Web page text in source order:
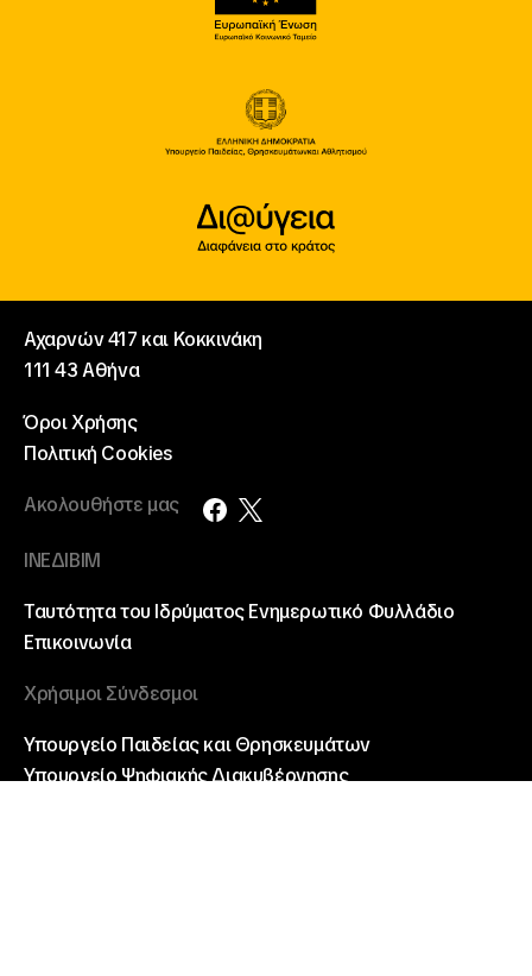
Αχαρνών 417 και Κοκκινάκη
111 43 Αθήνα
Όροι Χρήσης
Πολιτική Cookies
Ακολουθήστε μας
ΙΝΕΔΙΒΙΜ
Ταυτότητα του ΙδρύματοςΕνημερωτικό Φυλλάδιο
Επικοινωνία
Χρήσιμοι Σύνδεσμοι
Υπουργείο Παιδείας και Θρησκευμάτων
Υπουργείο Ψηφιακής Διακυβέρνησης